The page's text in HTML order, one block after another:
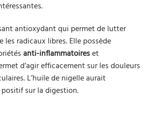
antioxydant qui permet de lutter
radicaux libres. Elle possède
anti-inflammatoireset
d’agir efficacement sur les douleurs
L’huile de nigelle aurait
sur la digestion.